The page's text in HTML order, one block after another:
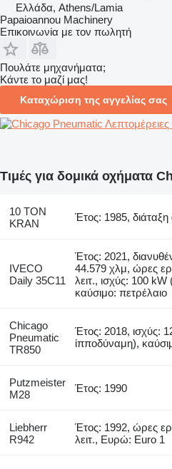
Ελλάδα, Athens/Lamia
Papaioannou Machinery
Επικοινωνία με τον πωλητή
Πουλάτε μηχανήματα;
Κάντε το μαζί μας!
Καταχώριση της αγγελίας σας
Τιμές για δομικά οχήματα
10 TON
KRAN
Έτος: 1985,
IVECO
Daily 35C11
Έτος: 2021,
44.579 χλμ, ώρες
λειτ., ισχύς: 100
καύσιμο: πετρέλαιο
Chicago
Pneumatic
TR850
Έτος: 2018, ισχύς:
ίπποδύναμη),
Putzmeister
M28
Έτος: 1990
Liebherr
R942
Έτος: 1992, ώρες
λειτ., Ευρώ: Euro 1